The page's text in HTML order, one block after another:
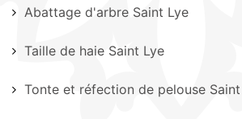
Abattage d'arbre Saint Lye
Taille de haie Saint Lye
Tonte et réfection de pelouse